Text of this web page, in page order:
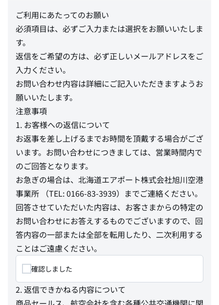
ご利用にあたってのお願い
必須項目は、必ずご入力または選択をお願いいたしま
す。
返信をご希望の方は、必ず正しいメールアドレスをご
入力ください。
お問い合わせ内容は詳細にご記入いただきますようお
願いいたします。
注意事項
1. お客様への返信について
お返事を差し上げるまでお時間を頂戴する場合がござ
います。お問い合わせにつきましては、営業時間内で
のご回答となります。
お急ぎの場合は、北海道エアポート株式会社旭川空港
事業所 （TEL: 0166-83-3939）までご連絡ください。
回答させていただいた内容は、お客さまからの特定の
お問い合わせにお答えするものでございますので、回
答内容の一部または全部を転用したり、二次利用する
ことはご遠慮ください。
確認しました
2. 返信できかねる内容について